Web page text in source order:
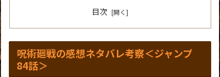
目次
呪術廻戦の感想ネタバレ考察＜ジャンプ
84話＞